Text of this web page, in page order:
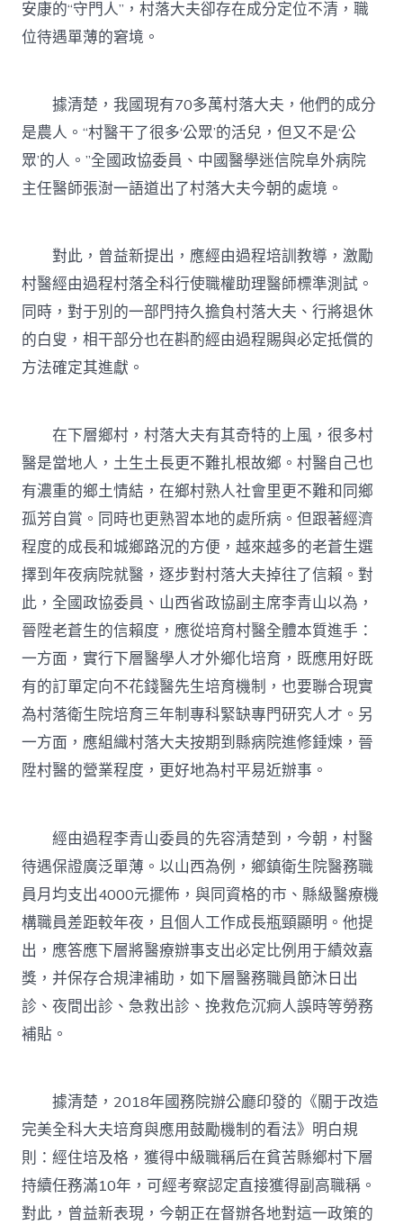
安康的“守門人”，村落大夫卻存在成分定位不清，職
位待遇單薄的窘境。
據清楚，我國現有70多萬村落大夫，他們的成分
是農人。“村醫干了很多‘公眾’的活兒，但又不是‘公
眾’的人。”全國政協委員、中國醫學迷信院阜外病院
主任醫師張澍一語道出了村落大夫今朝的處境。
對此，曾益新提出，應經由過程培訓教導，激勵
村醫經由過程村落全科行使職權助理醫師標準測試。
同時，對于別的一部門持久擔負村落大夫、行將退休
的白叟，相干部分也在斟酌經由過程賜與必定抵償的
方法確定其進獻。
在下層鄉村，村落大夫有其奇特的上風，很多村
醫是當地人，土生土長更不難扎根故鄉。村醫自己也
有濃重的鄉土情結，在鄉村熟人社會里更不難和同鄉
孤芳自賞。同時也更熟習本地的處所病。但跟著經濟
程度的成長和城鄉路況的方便，越來越多的老蒼生選
擇到年夜病院就醫，逐步對村落大夫掉往了信賴。對
此，全國政協委員、山西省政協副主席李青山以為，
晉陞老蒼生的信賴度，應從培育村醫全體本質進手：
一方面，實行下層醫學人才外鄉化培育，既應用好既
有的訂單定向不花錢醫先生培育機制，也要聯合現實
為村落衛生院培育三年制專科緊缺專門研究人才。另
一方面，應組織村落大夫按期到縣病院進修錘煉，晉
陞村醫的營業程度，更好地為村平易近辦事。
經由過程李青山委員的先容清楚到，今朝，村醫
待遇保證廣泛單薄。以山西為例，鄉鎮衛生院醫務職
員月均支出4000元擺佈，與同資格的市、縣級醫療機
構職員差距較年夜，且個人工作成長瓶頸顯明。他提
出，應答應下層將醫療辦事支出必定比例用于績效嘉
獎，并保存合規津補助，如下層醫務職員節沐日出
診、夜間出診、急救出診、挽救危沉痾人誤時等勞務
補貼。
據清楚，2018年國務院辦公廳印發的《關于改造
完美全科大夫培育與應用鼓勵機制的看法》明白規
則：經住培及格，獲得中級職稱后在貧苦縣鄉村下層
持續任務滿10年，可經考察認定直接獲得副高職稱。
對此，曾益新表現，今朝正在督辦各地對這一政策的